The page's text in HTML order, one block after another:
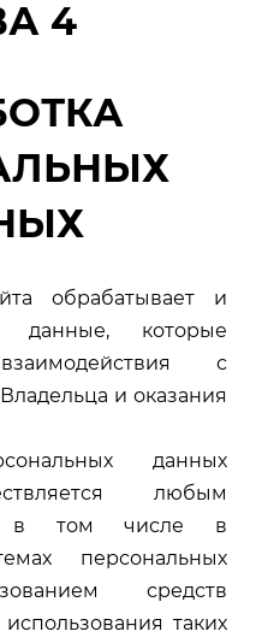
4
обрабатывает и
данные, которые
с
и оказания
данных
любым
в том числе в
персональных
средств
таких